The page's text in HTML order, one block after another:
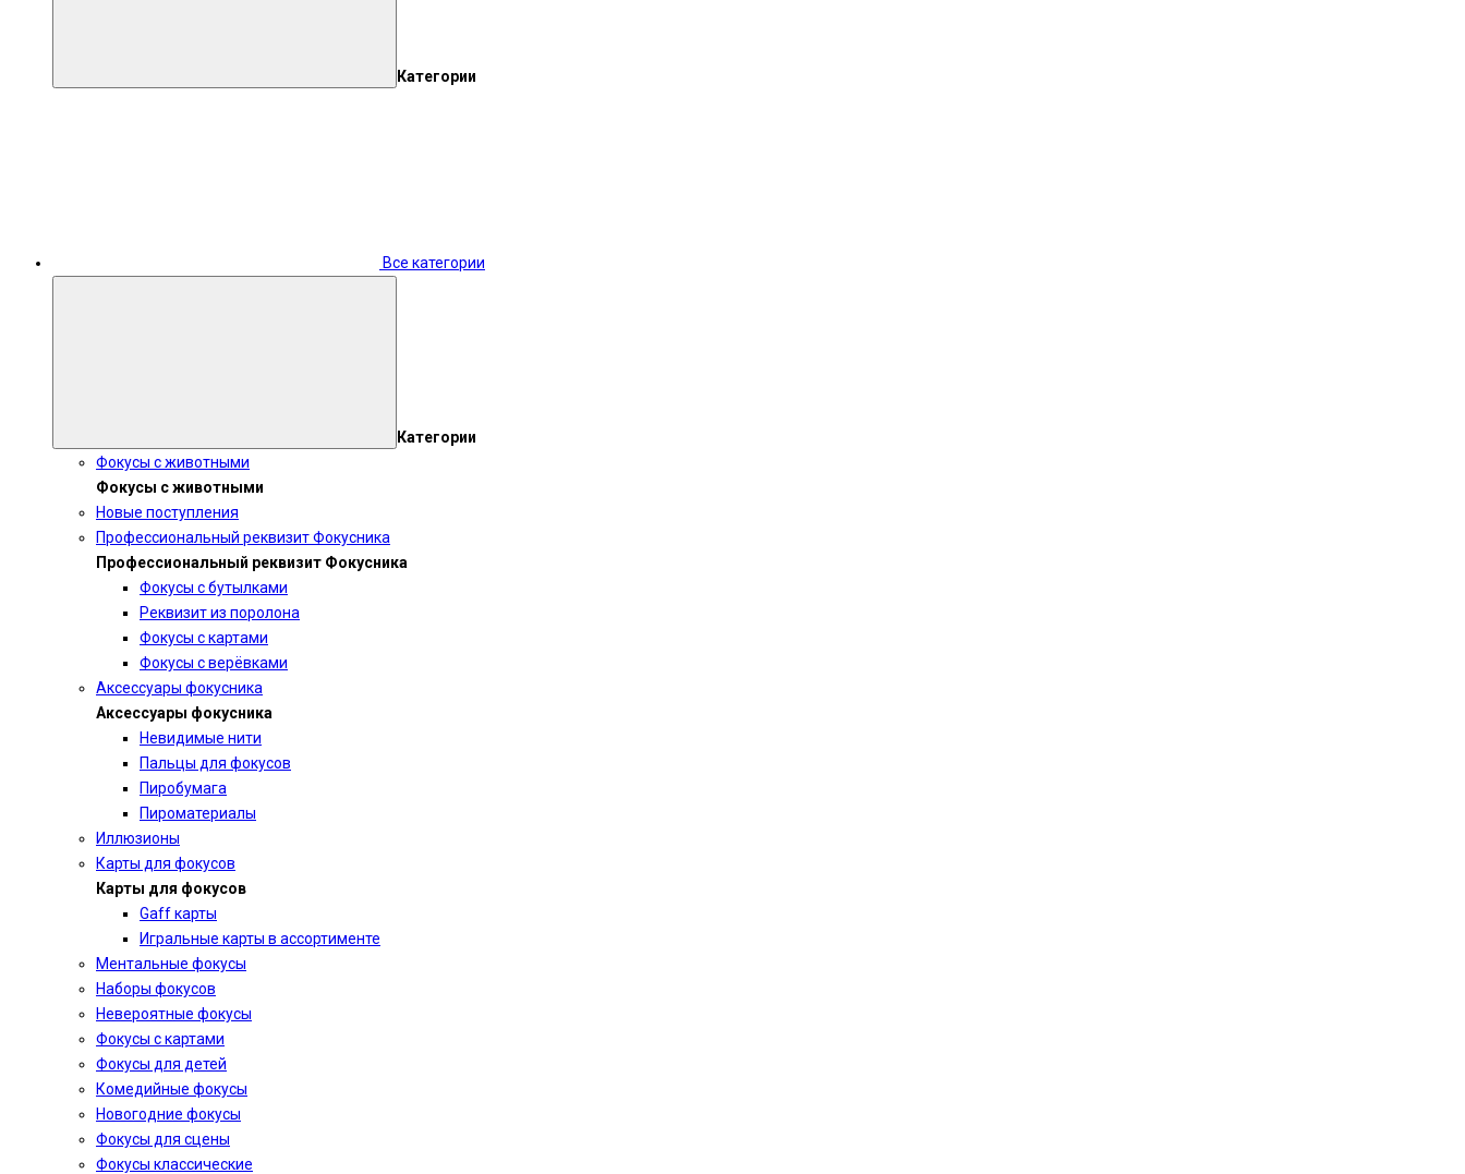
Категории
Все категории
Категории
Фокусы с животными
Фокусы с животными
Новые поступления
Профессиональный реквизит Фокусника
Профессиональный реквизит Фокусника
Фокусы с бутылками
Реквизит из поролона
Фокусы с картами
Фокусы с верёвками
Аксессуары фокусника
Аксессуары фокусника
Невидимые нити
Пальцы для фокусов
Пиробумага
Пироматериалы
Иллюзионы
Карты для фокусов
Карты для фокусов
Gaff карты
Игральные карты в ассортименте
Ментальные фокусы
Наборы фокусов
Невероятные фокусы
Фокусы с картами
Фокусы для детей
Комедийные фокусы
Новогодние фокусы
Фокусы для сцены
Фокусы классические